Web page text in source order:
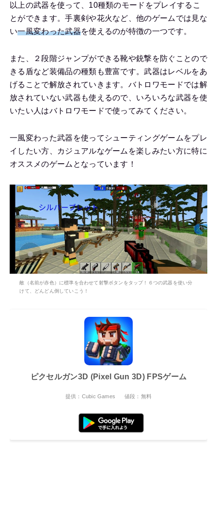
以上の武器を使って、10種類のモードをプレイするこ
とができます。手裏剣や花火など、他のゲームでは見な
い一風変わった武器を使えるのが特徴の一つです。
また、２段階ジャンプができる靴や銃撃を防ぐことので
きる盾など装備品の種類も豊富です。武器はレベルをあ
げることで解放されていきます。バトロワモードでは解
放されていない武器も使えるので、いろいろな武器を使
いたい人はバトロワモードで使ってみてください。
一風変わった武器を使ってシューティングゲームをプレ
イしたい方、カジュアルなゲームを楽しみたい方に特に
オススメのゲームとなっています！
敵（名前が赤色）に標準を合わせて射撃ボタンをタップ！６つの武器を使い分
けて、どんどん倒していこう！
ピクセルガン3D (Pixel Gun 3D) FPSゲーム
提供：Cubic Games 値段：無料